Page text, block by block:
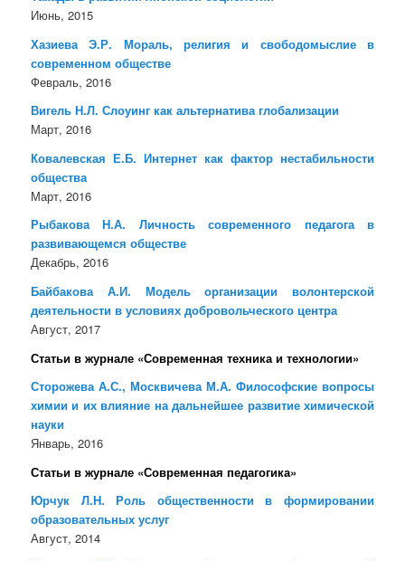
Июнь, 2015
Хазиева Э.Р. Мораль, религия и свободомыслие в
современном обществе
Февраль, 2016
Вигель Н.Л. Слоуинг как альтернатива глобализации
Март, 2016
Ковалевская Е.Б. Интернет как фактор нестабильности
общества
Март, 2016
Рыбакова Н.А. Личность современного педагога в
развивающемся обществе
Декабрь, 2016
Байбакова А.И. Модель организации волонтерской
деятельности в условиях добровольческого центра
Август, 2017
Статьи в журнале «Современная техника и технологии»
Сторожева А.С., Москвичева М.А. Философские вопросы
химии и их влияние на дальнейшее развитие химической
науки
Январь, 2016
Статьи в журнале «Современная педагогика»
Юрчук Л.Н. Роль общественности в формировании
образовательных услуг
Август, 2014